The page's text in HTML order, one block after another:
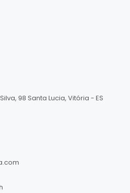
98 Santa Lucia, Vitória - ES